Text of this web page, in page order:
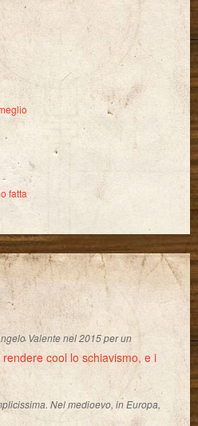
fatta
Valente nel 2015 per un
rendere cool lo schiavismo, e i
Nel medioevo, in Europa,